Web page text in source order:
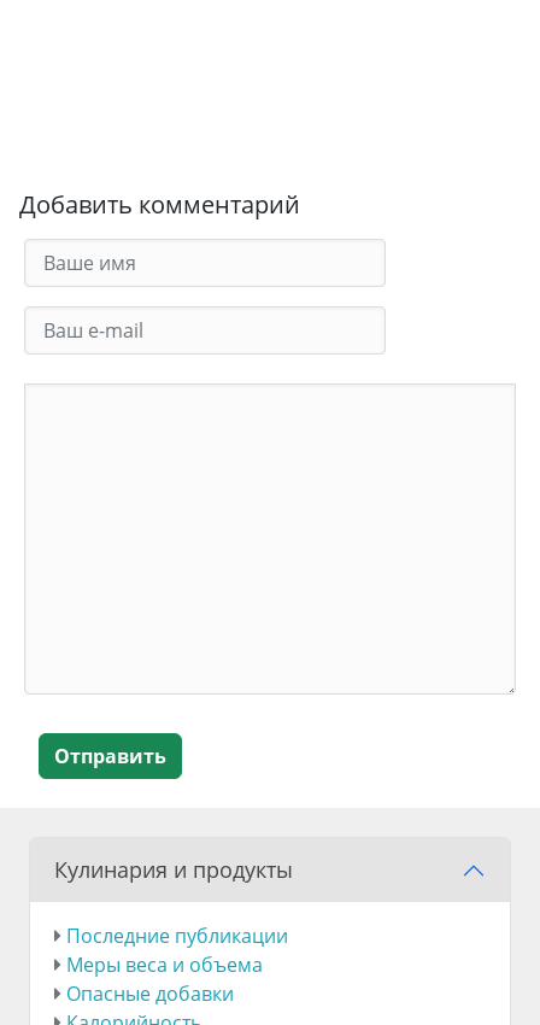
Добавить комментарий
Отправить
Кулинария и продукты
Последние публикации
Меры веса и объема
Опасные добавки